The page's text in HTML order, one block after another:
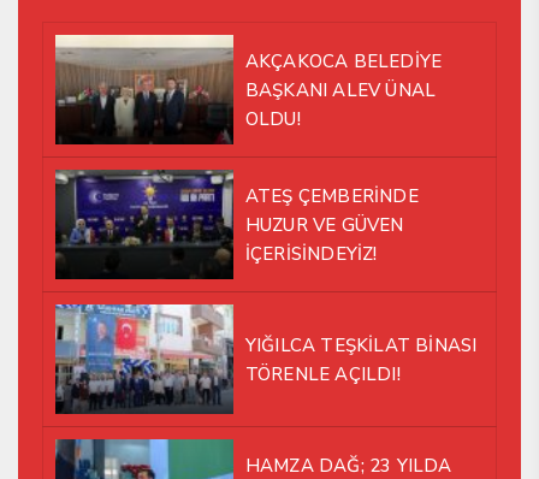
AKÇAKOCA BELEDİYE
BAŞKANI ALEV ÜNAL
OLDU!
ATEŞ ÇEMBERİNDE
HUZUR VE GÜVEN
İÇERİSİNDEYİZ!
YIĞILCA TEŞKİLAT BİNASI
TÖRENLE AÇILDI!
HAMZA DAĞ; 23 YILDA